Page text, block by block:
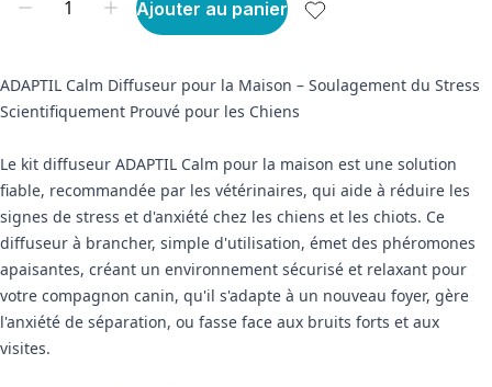
Ajouter au panier
ADAPTIL Calm Diffuseur pour la Maison – Soulagement du Stress
Scientifiquement Prouvé pour les Chiens
Le kit diffuseur ADAPTIL Calm pour la maison est une solution
fiable, recommandée par les vétérinaires, qui aide à réduire les
signes de stress et d'anxiété chez les chiens et les chiots. Ce
diffuseur à brancher, simple d'utilisation, émet des phéromones
apaisantes, créant un environnement sécurisé et relaxant pour
votre compagnon canin, qu'il s'adapte à un nouveau foyer, gère
l'anxiété de séparation, ou fasse face aux bruits forts et aux
visites.